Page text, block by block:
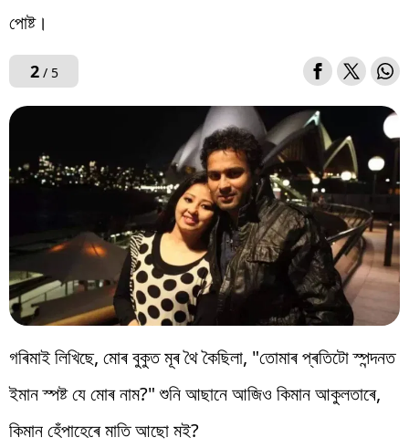
পোষ্ট।
2/ 5
গৰিমাই লিখিছে, মোৰ বুকুত মূৰ থৈ কৈছিলা, "তোমাৰ প্ৰতিটো স্পন্দনত
ইমান স্পষ্ট যে মোৰ নাম?" শুনি আছানে আজিও কিমান‌ আকুলতাৰে,
কিমান হেঁপাহেৰে মাতি আছো মই?